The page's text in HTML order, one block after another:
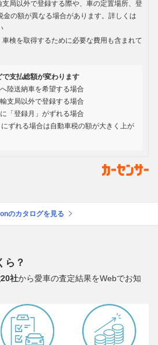
局以外で登録する際や、車の定置場所、登
金の額が異なる場合があります。詳しくは
検を取得するために必要な費用も含まれて
で支払総額が変わります
陸送納車を希望する場合
支局以外で登録する場合
「登録月」がずれる場合
にずれる場合は自動車税の額が大きく上が
のカタログを見る
ら？
社から愛車の査定結果をWebでお知